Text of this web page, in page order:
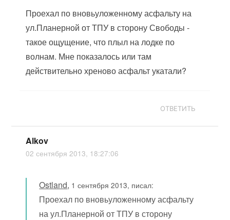
Проехал по вновьуложенному асфальту на
ул.Планерной от ТПУ в сторону Свободы -
такое ощущение, что плыл на лодке по
волнам. Мне показалось или там
действительно хреново асфальт укатали?
ОТВЕТИТЬ
Alkov
02 сентября 2013, 18:27:06
Ostland, 1 сентября 2013, писал:
Проехал по вновьуложенному асфальту
на ул.Планерной от ТПУ в сторону